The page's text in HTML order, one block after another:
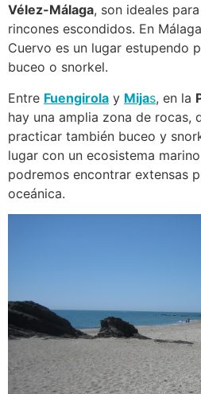
Vélez-Málaga, son ideales
rincones escondidos. En
Cuervo es un lugar estupendo
buceo o snorkel.
Entre Fuengirola y Mijas, en la
hay una amplia zona de rocas,
practicar también buceo y
lugar con un ecosistema
podremos encontrar extensas
oceánica.